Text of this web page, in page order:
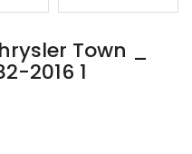
Town _
2016 1